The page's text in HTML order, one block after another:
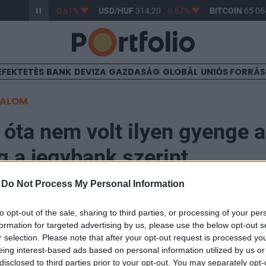
Do Not Process My Personal Information
opt-out of the sale, sharing to third parties, or processing of your
for targeted advertising by us, please use the below opt-out
selection. Please note that after your opt-out request is processed
interest-based ads based on personal information utilized by us
to third parties prior to your opt-out. You may separately
363,17 -0,61% USD/HUF 314,20 -0,87% BITCOIN65
BANK DEVIZA GAZDASÁG GLOBÁL UNIÓS
nem volt ilyen gyenge
a jegybank szerint
szerint a brit gazdaság növekedési lendülete a tíz
nem volt olyan gyenge, mint jelenleg, és ennek